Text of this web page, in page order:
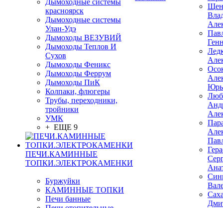
Дымоходные системы
красноярск
Дымоходные системы
Улан-Удэ
Дымоходы ВЕЗУВИЙ
Дымоходы Теплов И
Сухов
Дымоходы Феникс
Дымоходы Феррум
Дымоходы ПиК
Колпаки, флюгеры
Трубы, переходники,
тройники
УМК
+ ЕЩЕ 9
ПЕЧИ.КАМИННЫЕ
ТОПКИ.ЭЛЕКТРОКАМЕНКИ
Буржуйки
КАМИННЫЕ ТОПКИ
Печи банные